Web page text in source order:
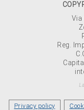
Via
Reg.
Privacy policy